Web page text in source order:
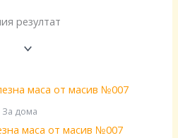
резултат
За дома
маса от масив №007